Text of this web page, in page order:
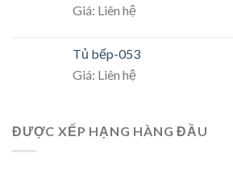
Giá: Liên hệ
Tủ bếp-053
Giá: Liên hệ
ĐƯỢC XẾP HẠNG HÀNG ĐẦU